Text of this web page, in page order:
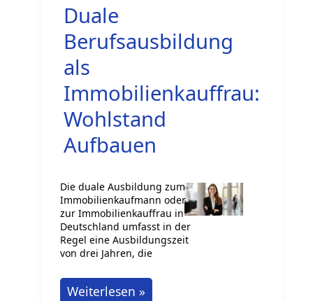
Steigern
Duale
Berufsausbildung
als
Immobilienkauffrau:
Wohlstand
Aufbauen
Die duale Ausbildung zum
Immobilienkaufmann oder
zur Immobilienkauffrau in
Deutschland umfasst in der
Regel eine Ausbildungszeit
von drei Jahren, die
Duale
Weiterlesen »